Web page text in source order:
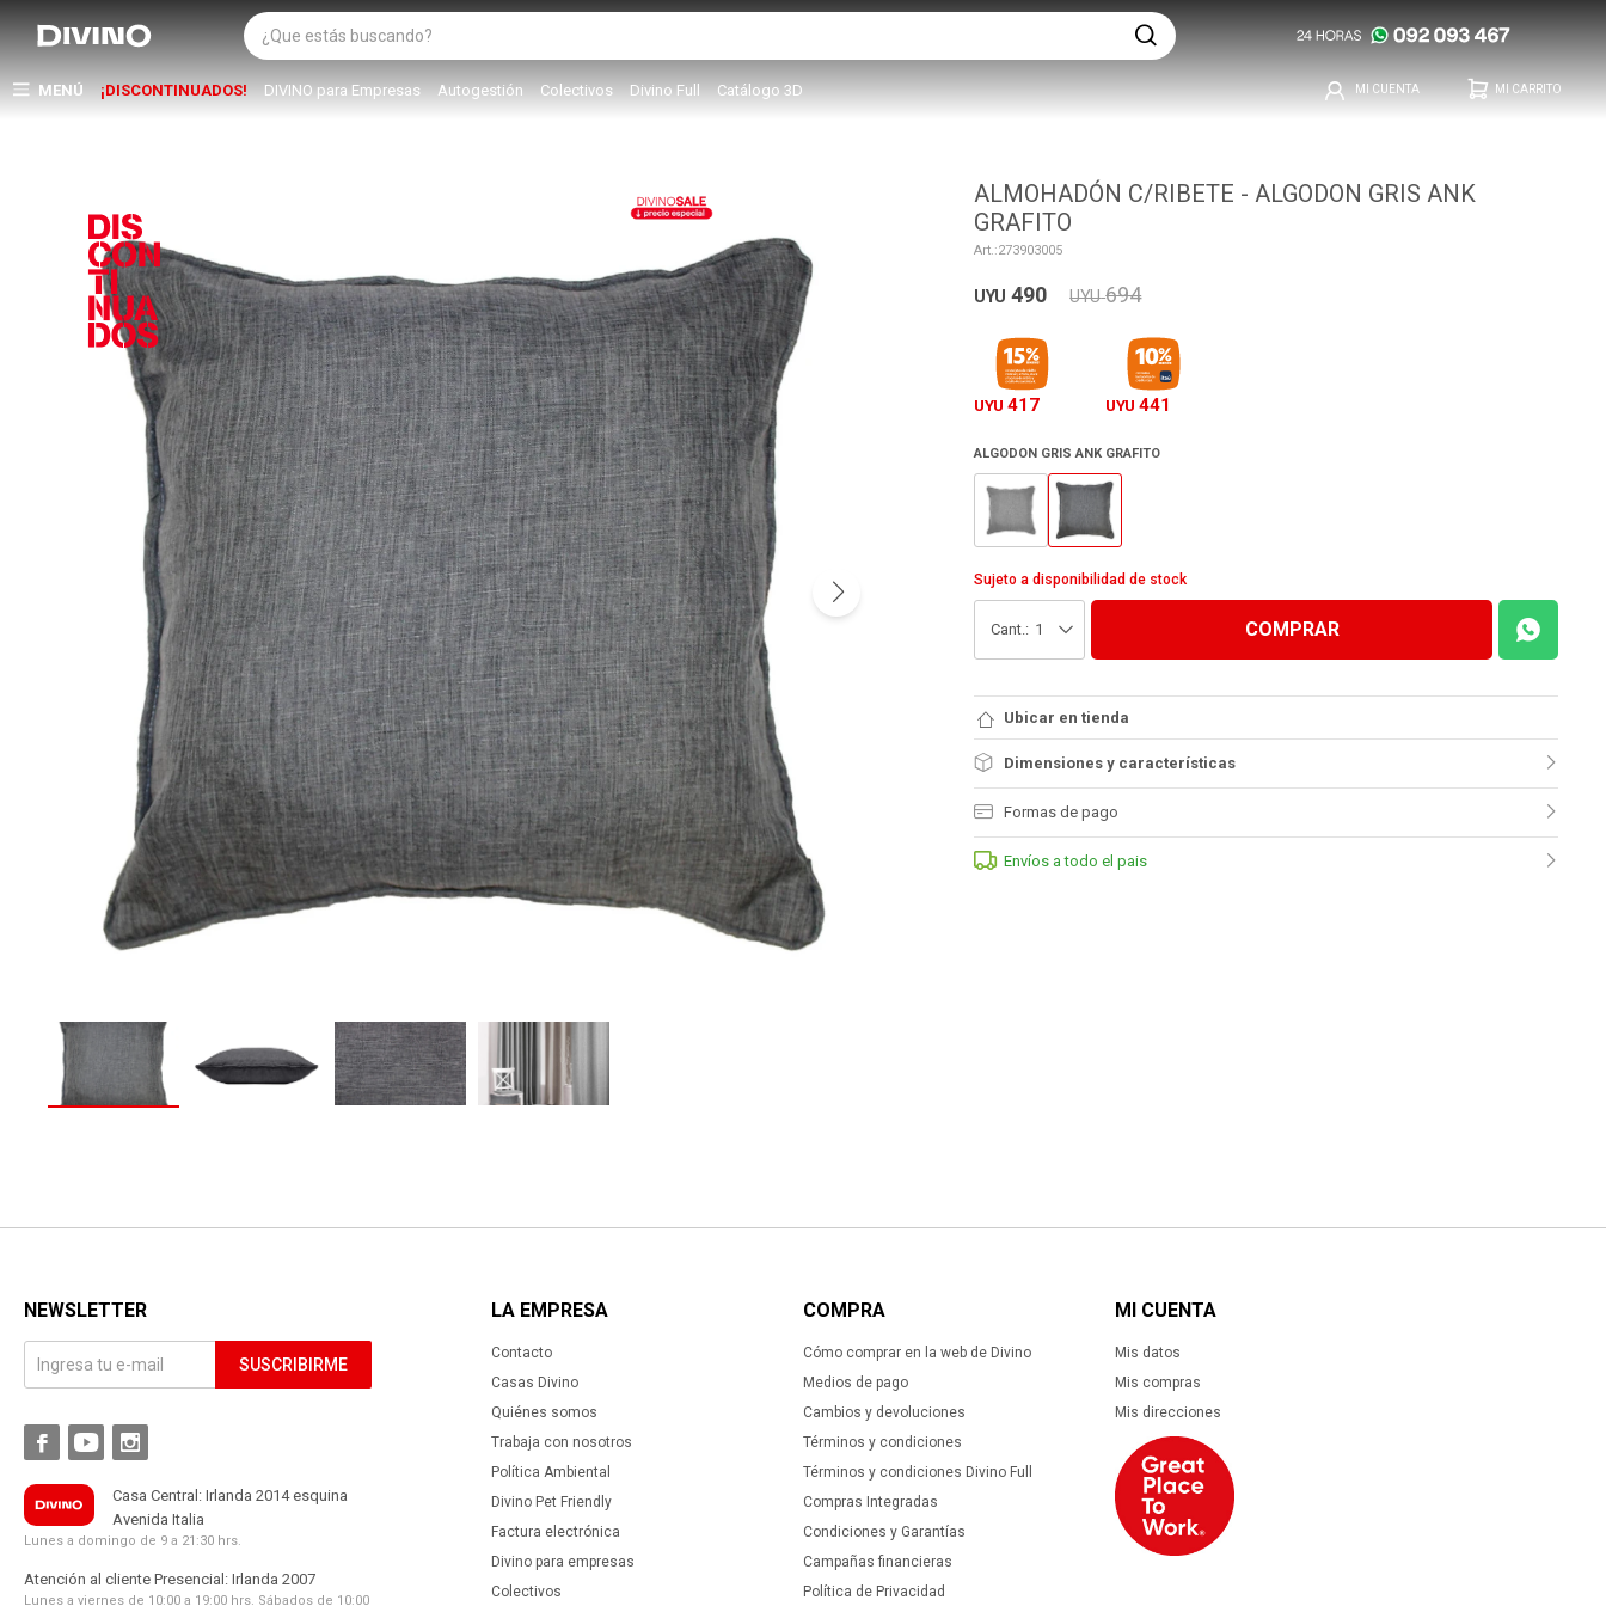
MENÚ ¡DISCONTINUADOS! DIVINO para Empresas Autogestión Colectivos Divino Full Catálogo 3D
ALMOHADÓN C/RIBETE - ALGODON GRIS ANK
GRAFITO
273903005
UYU 490 UYU 694
UYU 417 UYU 441
ALGODON GRIS ANK GRAFITO
Sujeto a disponibilidad de stock
1 COMPRAR
Ubicar en tienda
Dimensiones y características
Formas de pago
Envíos a todo el pais
LA EMPRESA
Contacto
Casas Divino
Quiénes somos
Trabaja con nosotros
Política Ambiental
Divino Pet Friendly
Factura electrónica
Divino para empresas
Colectivos
COMPRA
Cómo comprar en la web de Divino
Medios de pago
Cambios y devoluciones
Términos y condiciones
Términos y condiciones Divino Full
Compras Integradas
Condiciones y Garantías
Campañas financieras
Política de Privacidad
MI CUENTA
Mis datos
Mis compras
Mis direcciones
NEWSLETTER
SUSCRIBIRME
  
Casa Central: Irlanda 2014 esquina
Avenida Italia
Lunes a domingo de 9 a 21:30 hrs.
Atención al cliente Presencial: Irlanda 2007
Lunes a viernes de 10:00 a 19:00 hrs. Sábados de 10:00